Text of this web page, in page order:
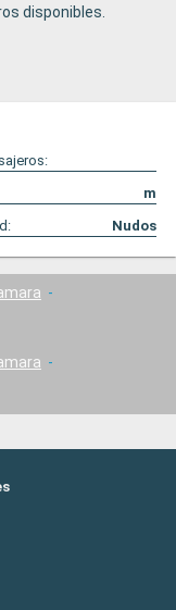
disponibles.
m
Nudos